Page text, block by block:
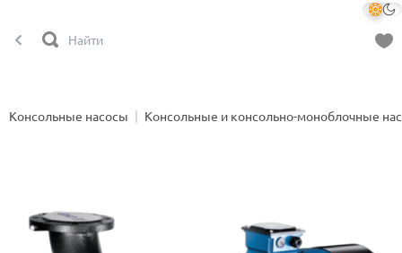
Консольные насосы Консольные и консольно-моноблочные